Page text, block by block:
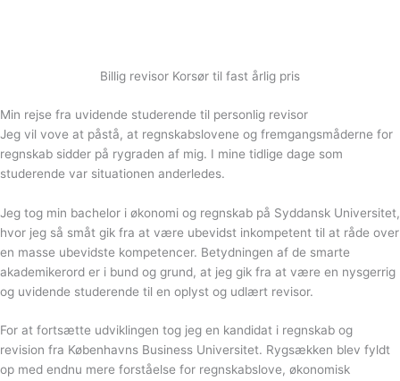
Billig revisor Korsør til fast årlig pris
Min rejse fra uvidende studerende til personlig revisor
Jeg vil vove at påstå, at regnskabslovene og fremgangsmåderne for
regnskab sidder på rygraden af mig. I mine tidlige dage som
studerende var situationen anderledes.
Jeg tog min bachelor i økonomi og regnskab på Syddansk Universitet,
hvor jeg så småt gik fra at være ubevidst inkompetent til at råde over
en masse ubevidste kompetencer. Betydningen af de smarte
akademikerord er i bund og grund, at jeg gik fra at være en nysgerrig
og uvidende studerende til en oplyst og udlært revisor.
For at fortsætte udviklingen tog jeg en kandidat i regnskab og
revision fra Københavns Business Universitet. Rygsækken blev fyldt
op med endnu mere forståelse for regnskabslove, økonomisk